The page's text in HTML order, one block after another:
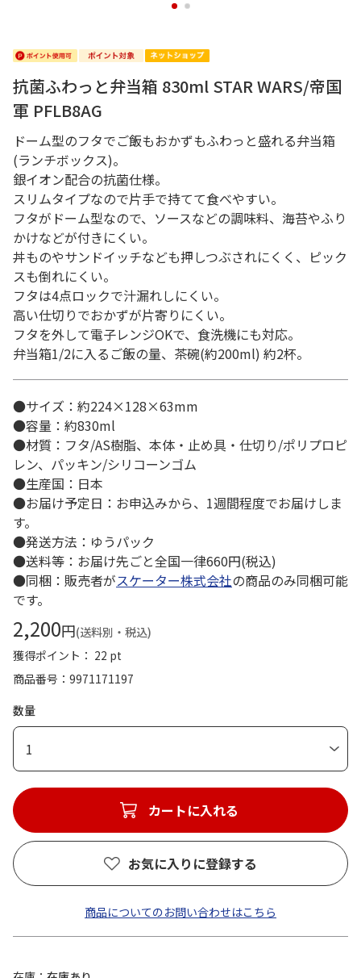
1 2
抗菌ふわっと弁当箱 830ml STAR WARS/帝国
軍 PFLB8AG
ドーム型のフタでご飯もおかずもふわっと盛れる弁当箱
(ランチボックス)。
銀イオン配合の抗菌仕様。
スリムタイプなので片手で持てて食べやすい。
フタがドーム型なので、ソースなどの調味料、海苔やふり
かけなどが付きにくい。
丼ものやサンドイッチなども押しつぶされにくく、ピック
スも倒れにくい。
フタは4点ロックで汁漏れしにくい。
高い仕切りでおかずが片寄りにくい。
フタを外して電子レンジOKで、食洗機にも対応。
弁当箱1/2に入るご飯の量、茶碗(約200ml) 約2杯。
●サイズ：約224×128×63mm
●容量：約830ml
●材質：フタ/AS樹脂、本体・止め具・仕切り/ポリプロピ
レン、パッキン/シリコーンゴム
●生産国：日本
●お届け予定日：お申込みから、1週間程度でお届けしま
す。
●発送方法：ゆうパック
●送料等：お届け先ごと全国一律660円(税込)
●同梱：販売者がスケーター株式会社の商品のみ同梱可能
です。
2,200円(送料別・税込)
獲得ポイント： 22 pt
商品番号
9971171197
数量
1
カートに入れる
お気に入りに登録する
商品についてのお問い合わせはこちら